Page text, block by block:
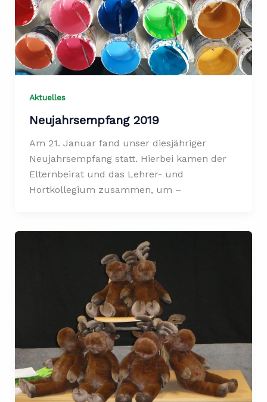
Aktuelles
Neujahrsempfang 2019
Am 21. Januar fand unser diesjähriger
Neujahrsempfang statt. Hierbei kamen der
Elternbeirat und das Lehrer- und
Hortkollegium zusammen, um –